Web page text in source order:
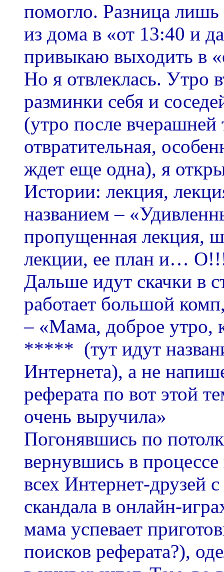
помогло. Разница
из дома в «от 13:40 и
привыкаю выходить в
Но я отвлеклась. Утро
разминки себя и
(утро после
отвратительная,
ждет еще одна), я
Истории: лекция,
названием –
пропущенная лекция,
лекции, ее план и…
Дальше идут скачки в
работает большой
– «Мама, доброе утро,
***** (тут идут
Интернета), а не
реферата по вот этой
очень выручила»
Погонявшись по
вернувшись в
всех Интернет-друзей
скандала в онлайн-
мама успевает
поисков реферата?),